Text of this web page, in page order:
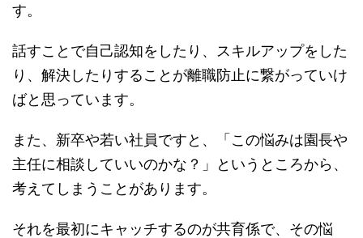
す。
話すことで自己認知をしたり、スキルアップをした
り、解決したりすることが離職防止に繋がっていけ
ばと思っています。
また、新卒や若い社員ですと、「この悩みは園長や
主任に相談していいのかな？」というところから、
考えてしまうことがあります。
それを最初にキャッチするのが共育係で、その悩